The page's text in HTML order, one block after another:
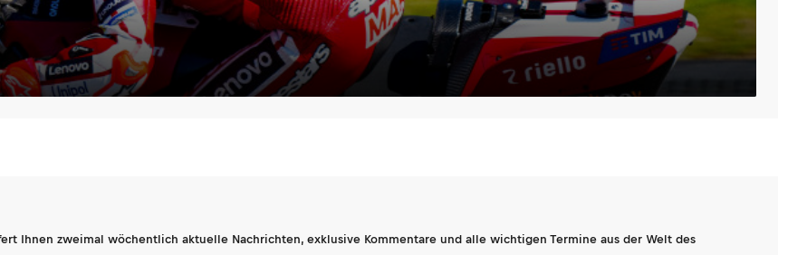
Ihnen zweimal wöchentlich aktuelle Nachrichten, exklusive Kommentare und alle wichtigen Termine aus der Welt des